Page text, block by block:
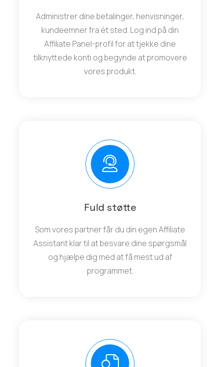
Administrer dine betalinger, henvisninger,
kundeemner fra ét sted. Log ind på din
Affiliate Panel-profil for at tjekke dine
tilknyttede konti og begynde at promovere
vores produkt.
Fuld støtte
Som vores partner får du din egen Affiliate
Assistant klar til at besvare dine spørgsmål
og hjælpe dig med at få mest ud af
programmet.